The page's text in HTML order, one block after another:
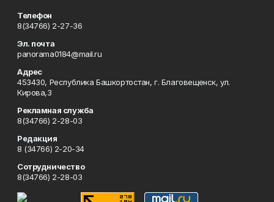
Телефон
8(34766) 2-27-36
Эл. почта
panorama0184@mail.ru
Адрес
453430, Республика Башкортостан, г. Благовещенск, ул.
Кирова,3
Рекламная служба
8(34766) 2-28-03
Редакция
8 (34766) 2-20-34
Сотрудничество
8(34766) 2-28-03